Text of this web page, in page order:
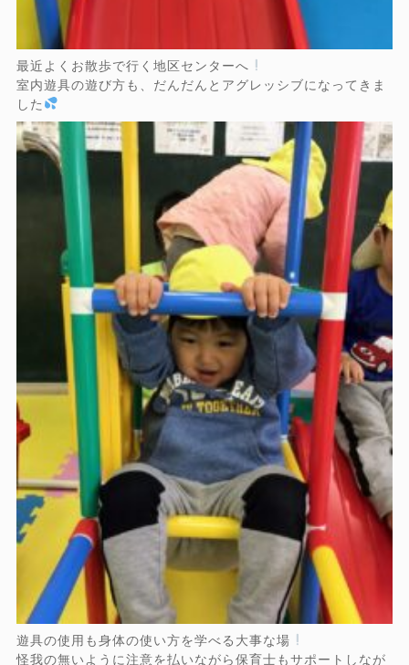
最近よくお散歩で行く地区センターへ
室内遊具の遊び方も、だんだんとアグレッシブになってきま
した
遊具の使用も身体の使い方を学べる大事な場
怪我の無いように注意を払いながら保育士もサポートしなが